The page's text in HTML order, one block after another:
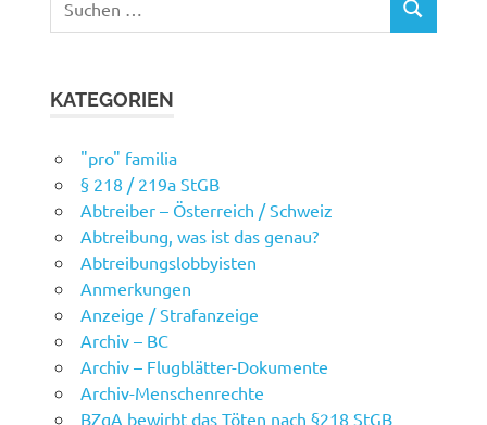
nach:
SUCHEN
KATEGORIEN
"pro" familia
§ 218 / 219a StGB
Abtreiber – Österreich / Schweiz
Abtreibung, was ist das genau?
Abtreibungslobbyisten
Anmerkungen
Anzeige / Strafanzeige
Archiv – BC
Archiv – Flugblätter-Dokumente
Archiv-Menschenrechte
BZgA bewirbt das Töten nach §218 StGB